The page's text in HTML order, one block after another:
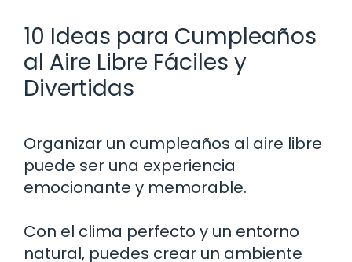
10 Ideas para Cumpleaños
al Aire Libre Fáciles y
Divertidas
Organizar un cumpleaños al aire libre
puede ser una experiencia
emocionante y memorable.
Con el clima perfecto y un entorno
natural, puedes crear un ambiente